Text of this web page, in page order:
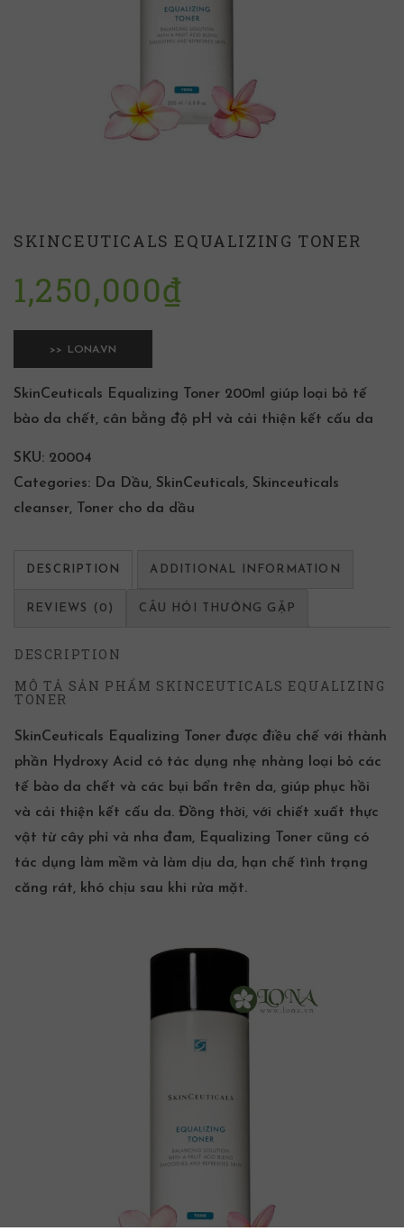
SKINCEUTICALS EQUALIZING TONER
1,250,000₫
>> LONA.VN
SkinCeuticals Equalizing Toner 200ml giúp loại bỏ tế
bào da chết, cân bằng độ pH và cải thiện kết cấu da
SKU: 20004
Categories: Da Dầu, SkinCeuticals, Skinceuticals
cleanser, Toner cho da dầu
DESCRIPTION ADDITIONAL INFORMATION
REVIEWS (0) CÂU HỎI THƯỜNG GẶP
DESCRIPTION
MÔ TẢ SẢN PHẨM SKINCEUTICALS EQUALIZING
TONER
SkinCeuticals Equalizing Toner được điều chế với thành
phần Hydroxy Acid có tác dụng nhẹ nhàng loại bỏ các
tế bào da chết và các bụi bẩn trên da, giúp phục hồi
và cải thiện kết cấu da. Đồng thời, với chiết xuất thực
vật từ cây phỉ và nha đam, Equalizing Toner cũng có
tác dụng làm mềm và làm dịu da, hạn chế tình trạng
căng rát, khó chịu sau khi rửa mặt.